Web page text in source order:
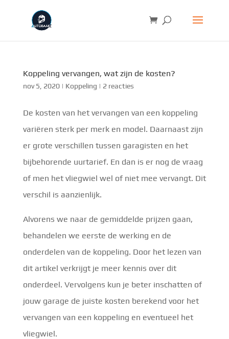
Koppeling vervangen, wat zijn de kosten?
nov 5, 2020| Koppeling | 2 reacties
De kosten van het vervangen van een koppeling
variëren sterk per merk en model. Daarnaast zijn
er grote verschillen tussen garagisten en het
bijbehorende uurtarief. En dan is er nog de vraag
of men het vliegwiel wel of niet mee vervangt. Dit
verschil is aanzienlijk.
Alvorens we naar de gemiddelde prijzen gaan,
behandelen we eerste de werking en de
onderdelen van de koppeling. Door het lezen van
dit artikel verkrijgt je meer kennis over dit
onderdeel. Vervolgens kun je beter inschatten of
jouw garage de juiste kosten berekend voor het
vervangen van een koppeling en eventueel het
vliegwiel.